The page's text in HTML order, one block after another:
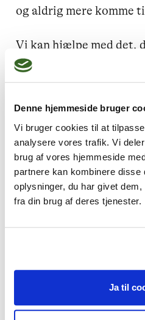
Denne hjemmeside bruger
Vi bruger cookies til at
analysere vores trafik. Vi
brug af vores hjemmeside
partnere kan kombinere disse
oplysninger, du har givet
fra din brug af deres tjenester.
Ja til
og aldrig mere komme
Vi kan hjælpe med det,
men også f.eks. skyld/
eksistentiel ensomhed.